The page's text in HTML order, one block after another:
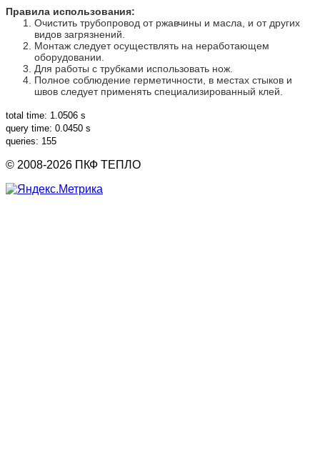
Правила использования:
Очистить трубопровод от ржавчины и масла, и от других
видов загрязнений.
Монтаж следует осуществлять на неработающем
оборудовании.
Для работы с трубками использовать нож.
Полное соблюдение герметичности, в местах стыков и
швов следует применять специализированный клей.
total time: 1.0506 s
query time: 0.0450 s
queries: 155
© 2008-2026 ПКФ ТЕПЛО